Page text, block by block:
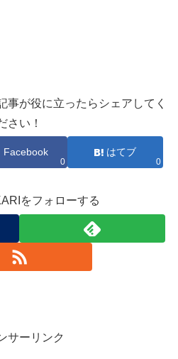
事が役に立ったらシェアしてく
さい！
Facebook
0
はてブ
0
をフォローする
サーリンク